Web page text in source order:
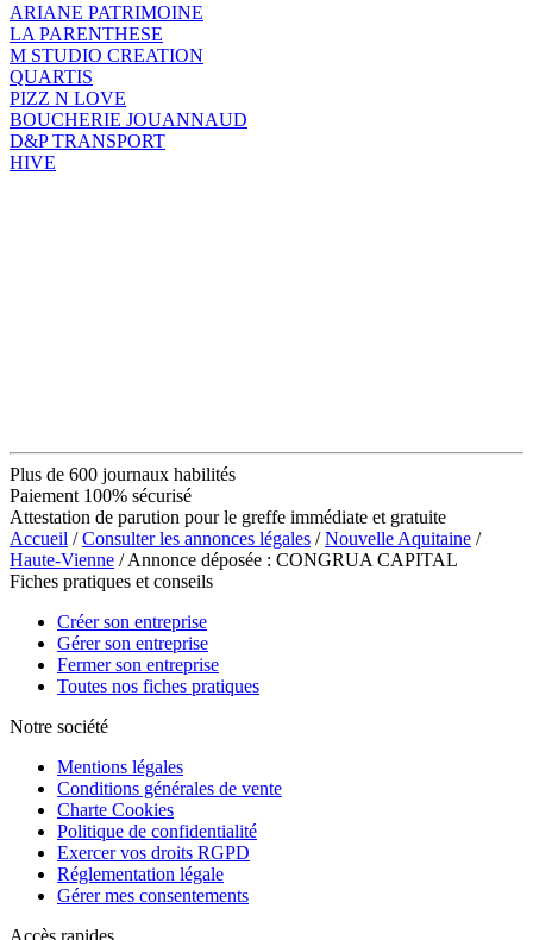
ARIANE PATRIMOINE
LA PARENTHESE
M STUDIO CREATION
QUARTIS
PIZZ N LOVE
BOUCHERIE JOUANNAUD
D&P TRANSPORT
HIVE
Plus de 600 journaux habilités
Paiement 100% sécurisé
Attestation de parution pour le greffe immédiate et gratuite
Accueil /Consulter les annonces légales /Nouvelle Aquitaine /
Haute-Vienne / Annonce déposée : CONGRUA CAPITAL
Fiches pratiques et conseils
Créer son entreprise
Gérer son entreprise
Fermer son entreprise
Toutes nos fiches pratiques
Notre société
Mentions légales
Conditions générales de vente
Charte Cookies
Politique de confidentialité
Exercer vos droits RGPD
Réglementation légale
Gérer mes consentements
Accès rapides